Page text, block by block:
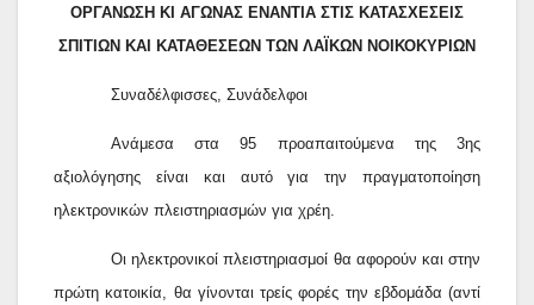
ΟΡΓΑΝΩΣΗ ΚΙ ΑΓΩΝΑΣ ΕΝΑΝΤΙΑ ΣΤΙΣ ΚΑΤΑΣΧΕΣΕΙΣ
ΣΠΙΤΙΩΝ ΚΑΙ ΚΑΤΑΘΕΣΕΩΝ ΤΩΝ ΛΑΪΚΩΝ ΝΟΙΚΟΚΥΡΙΩΝ
Συναδέλφισσες, Συνάδελφοι
Ανάμεσα στα 95 προαπαιτούμενα της 3ης
αξιολόγησης είναι και αυτό για την πραγματοποίηση
ηλεκτρονικών πλειστηριασμών για χρέη.
Οι ηλεκτρονικοί πλειστηριασμοί θα αφορούν και στην
πρώτη κατοικία, θα γίνονται τρείς φορές την εβδομάδα (αντί